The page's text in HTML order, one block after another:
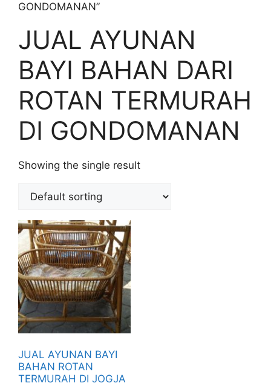
GONDOMANAN”
JUAL AYUNAN
BAYI BAHAN DARI
ROTAN TERMURAH
DI GONDOMANAN
Showing the single result
JUAL AYUNAN BAYI
BAHAN ROTAN
TERMURAH DI JOGJA